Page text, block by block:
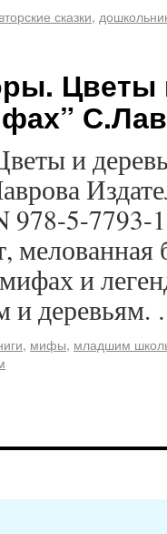
сказки,
Цветы
и
978-5-
мелованная
мифах и
и
, мифы, младшим